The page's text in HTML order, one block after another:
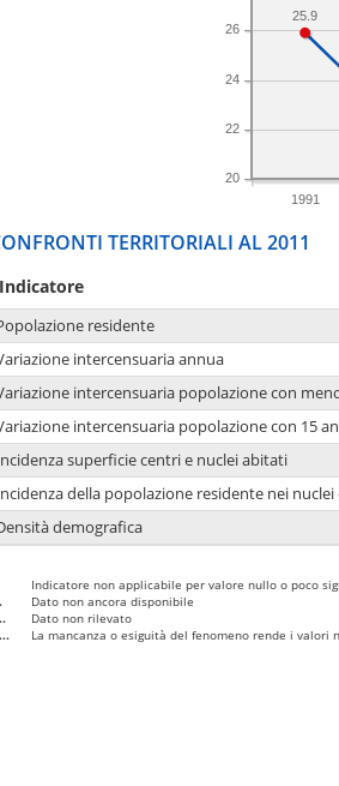
1991
20
22
24
26
25.9
TERRITORIALI AL 2011
Indicatore
residente
intercensuaria annua
intercensuaria popolazione con
intercensuaria popolazione con 15
superficie centri e nuclei abitati
della popolazione residente nei nuclei
demografica
Indicatore non applicabile per valore nullo o poco
Dato non ancora disponibile
Dato non rilevato
La mancanza o esiguità del fenomeno rende i valori